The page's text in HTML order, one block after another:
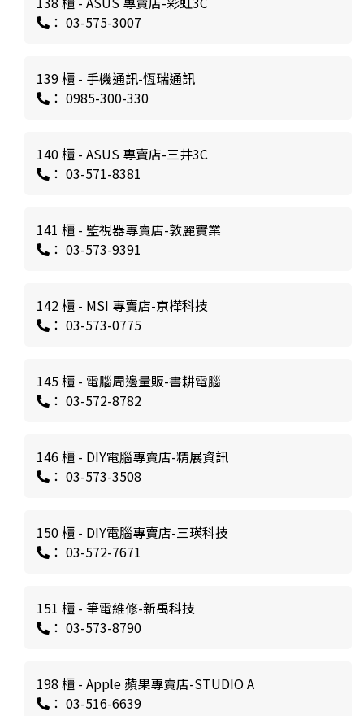
： 03-575-3007
139 櫃 - 手機通訊-恆瑞通訊
： 0985-300-330
140 櫃 - ASUS 專賣店-三井3C
： 03-571-8381
141 櫃 - 監視器專賣店-敦麗實業
： 03-573-9391
142 櫃 - MSI 專賣店-京樺科技
： 03-573-0775
145 櫃 - 電腦周邊量販-書耕電腦
： 03-572-8782
146 櫃 - DIY電腦專賣店-精展資訊
： 03-573-3508
150 櫃 - DIY電腦專賣店-三瑛科技
： 03-572-7671
151 櫃 - 筆電維修-新禹科技
： 03-573-8790
198 櫃 - Apple 蘋果專賣店-STUDIO A
： 03-516-6639